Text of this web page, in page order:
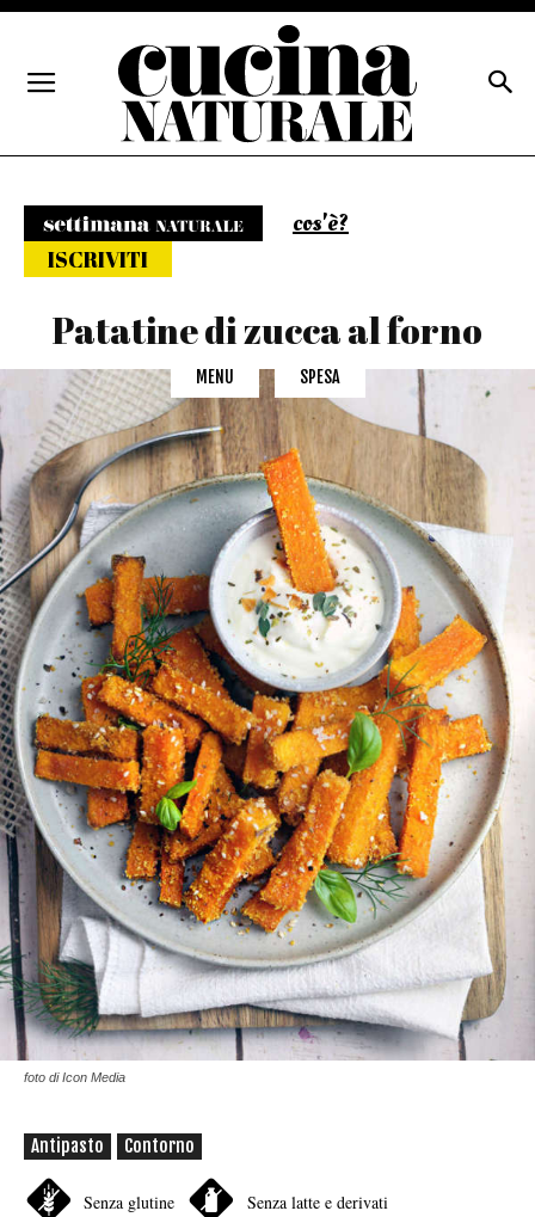
cos'è?
ISCRIVITI
Patatine di zucca al forno
MENU SPESA
foto di Icon Media
Antipasto Contorno
Senza glutine Senza latte e derivati